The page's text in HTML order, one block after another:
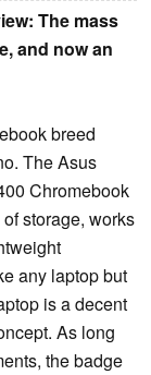
The mass
and now an
breed
The Asus
Chromebook
storage, works
any laptop but
is a decent
As long
the badge